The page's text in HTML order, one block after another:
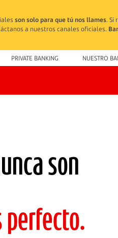
son solo para que tú nos llames. Si
a nuestros canales oficiales.
PRIVATE BANKING NUESTRO
son
perfecto.